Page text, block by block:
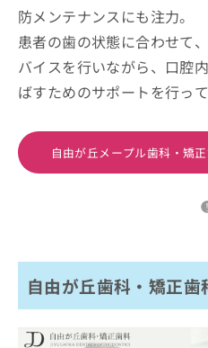
防メンテナンスにも注力。
患者の歯の状態に合わせて
バイスを行いながら、口腔
ばすためのサポートを行って
自由が丘メープル歯科・矯
自由が丘歯科・矯正歯